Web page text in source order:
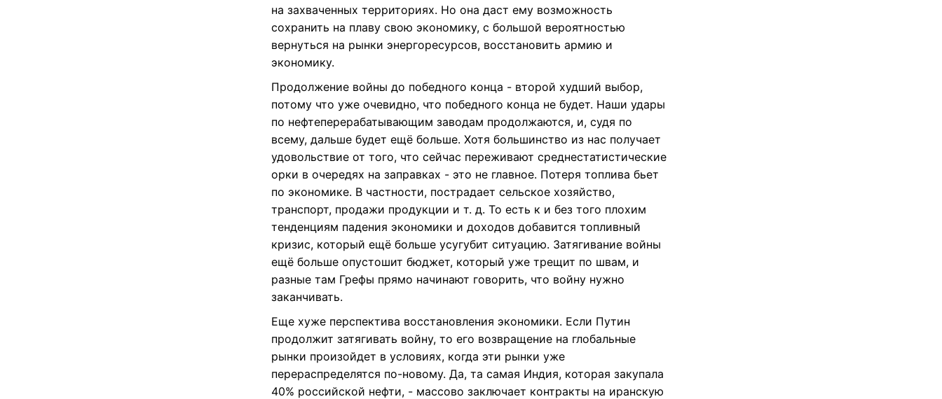
на захваченных территориях. Но она даст ему возможность
сохранить на плаву свою экономику, с большой вероятностью
вернуться на рынки энергоресурсов, восстановить армию и
экономику.
Продолжение войны до победного конца - второй худший выбор,
потому что уже очевидно, что победного конца не будет. Наши удары
по нефтеперерабатывающим заводам продолжаются, и, судя по
всему, дальше будет ещё больше. Хотя большинство из нас получает
удовольствие от того, что сейчас переживают среднестатистические
орки в очередях на заправках - это не главное. Потеря топлива бьет
по экономике. В частности, пострадает сельское хозяйство,
транспорт, продажи продукции и т. д. То есть к и без того плохим
тенденциям падения экономики и доходов добавится топливный
кризис, который ещё больше усугубит ситуацию. Затягивание войны
ещё больше опустошит бюджет, который уже трещит по швам, и
разные там Грефы прямо начинают говорить, что войну нужно
заканчивать.
Еще хуже перспектива восстановления экономики. Если Путин
продолжит затягивать войну, то его возвращение на глобальные
рынки произойдет в условиях, когда эти рынки уже
перераспределятся по-новому. Да, та самая Индия, которая закупала
40% российской нефти, - массово заключает контракты на иранскую